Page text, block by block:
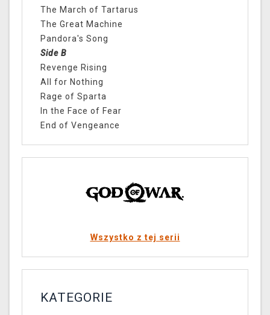
The March of Tartarus
The Great Machine
Pandora's Song
Side B
Revenge Rising
All for Nothing
Rage of Sparta
In the Face of Fear
End of Vengeance
Wszystko z tej serii
KATEGORIE